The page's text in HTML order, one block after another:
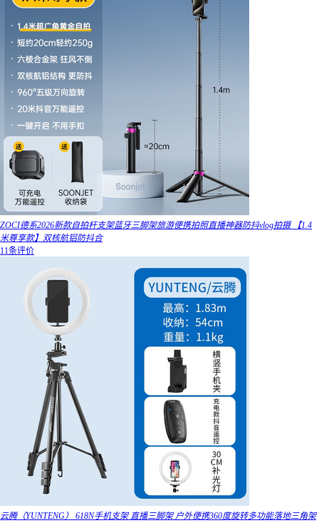
ZOCI德系2026新款自拍杆支架蓝牙三脚架旅游便携拍照直播神器防抖vlog拍摄 【1.4
米尊享款】双核航铝防抖合
11条评价
云腾（YUNTENG） 618N手机支架 直播三脚架 户外便携360度旋转多功能落地三角架